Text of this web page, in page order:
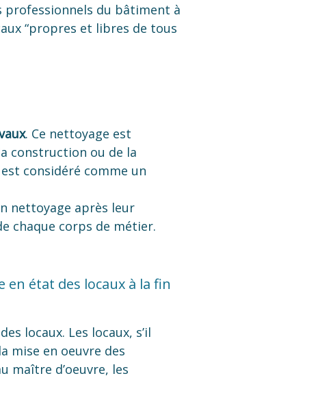
professionnels du bâtiment à
“propres et libres de tous
. Ce nettoyage est
construction ou de la
considéré comme un
nettoyage après leur
chaque corps de métier.
état des locaux à la fin
locaux. Les locaux, s’il
mise en oeuvre des
maître d’oeuvre, les